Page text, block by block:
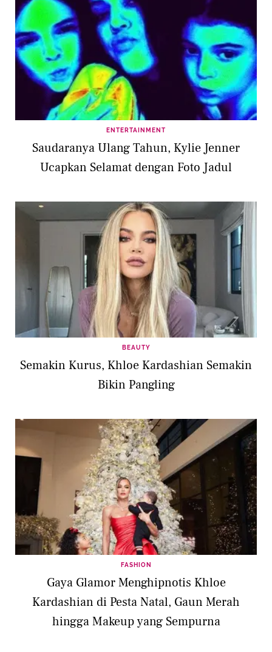
ENTERTAINMENT
Saudaranya Ulang Tahun, Kylie Jenner
Ucapkan Selamat dengan Foto Jadul
BEAUTY
Semakin Kurus, Khloe Kardashian Semakin
Bikin Pangling
FASHION
Gaya Glamor Menghipnotis Khloe
Kardashian di Pesta Natal, Gaun Merah
hingga Makeup yang Sempurna